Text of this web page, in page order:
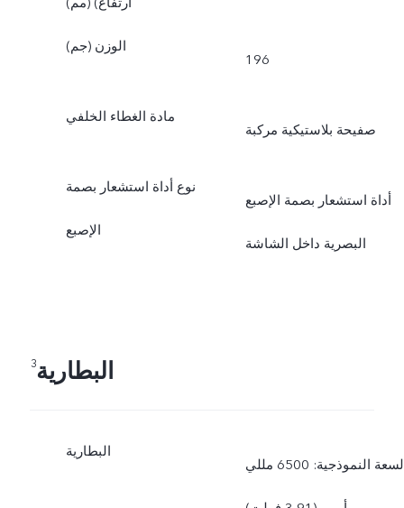
الوزن (جم)
196
مادة الغطاء الخلفي
صفيحة بلاستيكية مركبة
نوع أداة استشعار بصمة
الإصبع
أداة استشعار بصمة الإصبع
البصرية داخل الشاشة
البطارية3
البطارية
السعة النموذجية: 6500 مللي